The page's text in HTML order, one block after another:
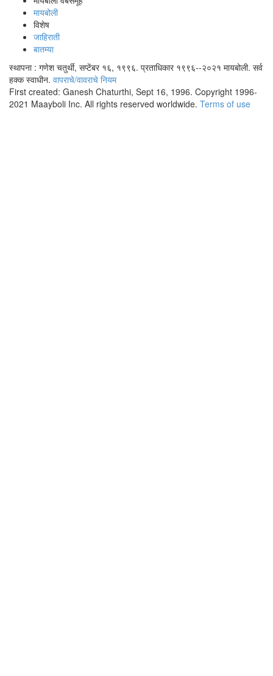
मायबोली
विशेष
जाहिराती
बातम्या
स्थापना : गणेश चतुर्थी, सप्टेंबर १६, १९९६. प्रताधिकार १९९६--२०२१ मायबोली. सर्व
हक्क स्वाधीन. वापराचे/वावराचे नियम
First created: Ganesh Chaturthi, Sept 16, 1996. Copyright 1996-
2021 Maayboli Inc. All rights reserved worldwide. Terms of use